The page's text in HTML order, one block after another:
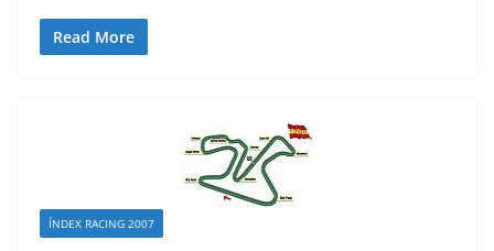
Read More
ÍNDEX RACING 2007